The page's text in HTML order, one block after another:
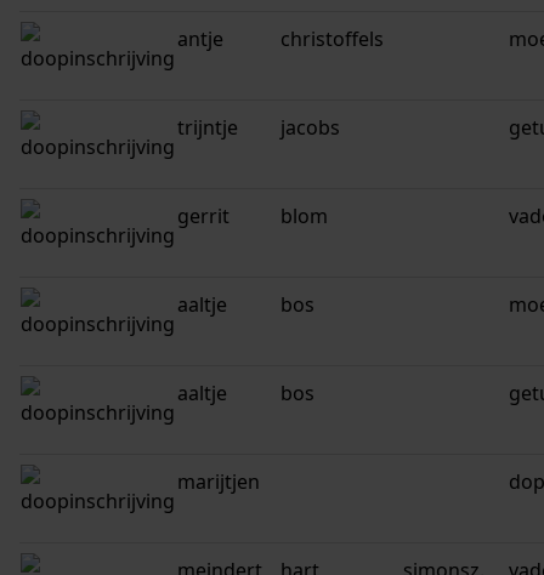
antje christoffels
trijntje jacobs
gerrit blom
aaltje bos
aaltje bos
marijtjen